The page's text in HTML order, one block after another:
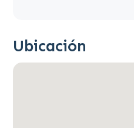
Ubicación